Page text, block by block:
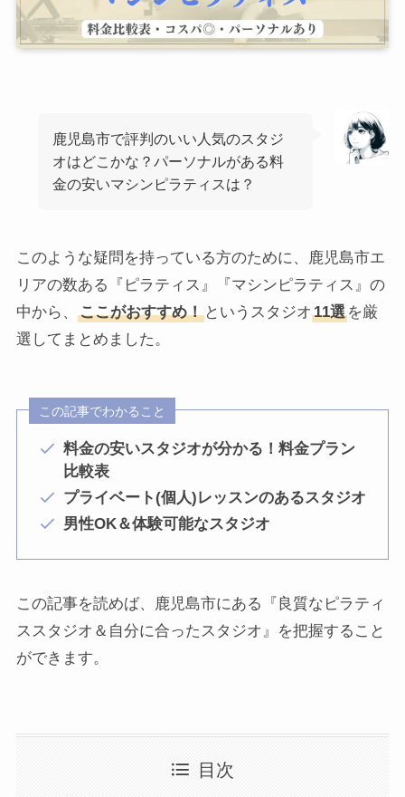
鹿児島市で評判のいい人気のスタジ
オはどこかな？パーソナルがある料
金の安いマシンピラティスは？
このような疑問を持っている方のために、鹿児島市エ
リアの数ある『ピラティス』『マシンピラティス』の
中から、
ここがおすすめ！というスタジオ 11選を厳
選してまとめました。
この記事でわかること
料金の安いスタジオが分かる！料金プラン
比較表
プライベート(個人)レッスンのあるスタジオ
男性OK＆体験可能なスタジオ
この記事を読めば、鹿児島市にある『良質なピラティ
ススタジオ＆自分に合ったスタジオ』を把握すること
ができます。
目次